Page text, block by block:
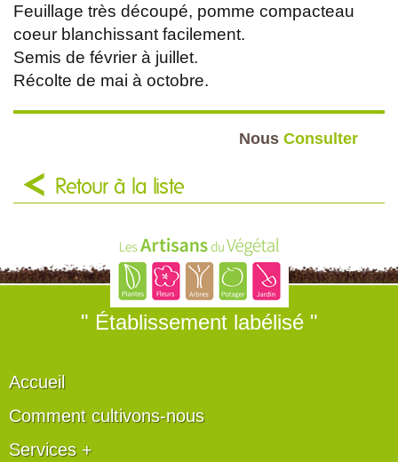
Feuillage très découpé, pomme compacteau
coeur blanchissant facilement.
Semis de février à juillet.
Récolte de mai à octobre.
Nous Consulter
Retour à la liste
" Établissement labélisé "
Accueil
Comment cultivons-nous
Services +